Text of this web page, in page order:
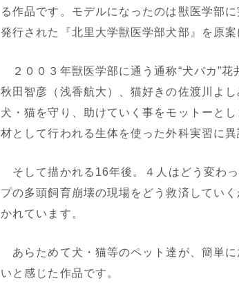
る作品です。モデルになったのは獣医学部
発行された『北里大学獣医学部犬部』を原
２００３年獣医学部に通う通称“犬バカ”花
秋田智彦（浅香航大）、猫好きの佐渡川よ
犬・猫を守り、助けていく事をモットーと
材として行われる生体を使った外科実習に異
そして描かれる16年後。４人はどう変わ
プの多頭飼育崩壊の現場をどう救済してい
かれています。
あらためて犬・猫等のペット達が、簡単
いと感じた作品です。